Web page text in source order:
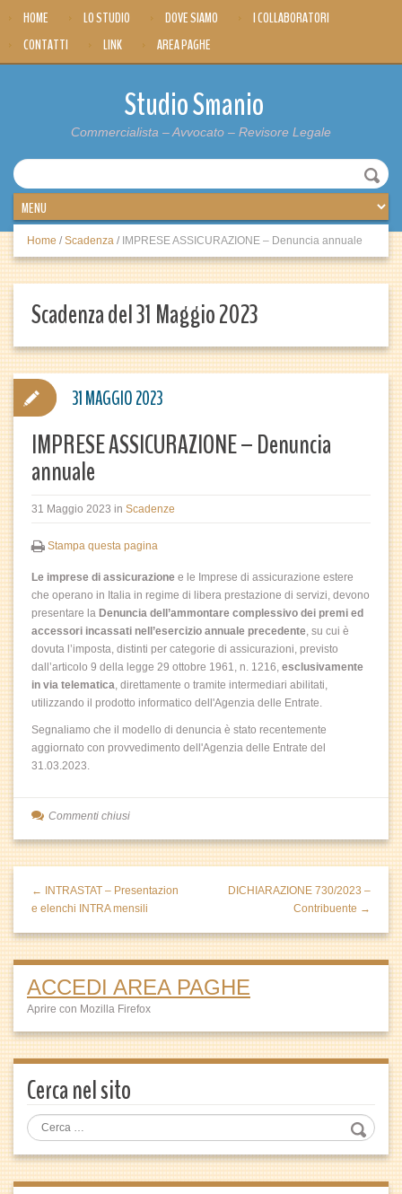
HOME LO STUDIO DOVE SIAMO
I COLLABORATORI
CONTATTI
LINK AREA PAGHE
Studio Smanio
Commercialista – Avvocato – Revisore Legale
Home / Scadenza / IMPRESE ASSICURAZIONE – Denuncia annuale
Scadenza del 31 Maggio 2023
IMPRESE ASSICURAZIONE – Denuncia
annuale
31 Maggio 2023 in Scadenze
Stampa questa pagina
Le imprese di assicurazione e le Imprese di assicurazione estere
che operano in Italia in regime di libera prestazione di servizi, devono
presentare la Denuncia dell’ammontare complessivo dei premi ed
accessori incassati nell’esercizio annuale precedente, su cui è
dovuta l’imposta, distinti per categorie di assicurazioni, previsto
dall’articolo 9 della legge 29 ottobre 1961, n. 1216, esclusivamente
in via telematica, direttamente o tramite intermediari abilitati,
utilizzando il prodotto informatico dell'Agenzia delle Entrate.
Segnaliamo che il modello di denuncia è stato recentemente
aggiornato con provvedimento dell'Agenzia delle Entrate del
31.03.2023.
31 MAGGIO 2023
Commenti chiusi
← INTRASTAT – Presentazion
e elenchi INTRA mensili
DICHIARAZIONE 730/2023 –
Contribuente →
ACCEDI AREA PAGHE
Aprire con Mozilla Firefox
Cerca nel sito